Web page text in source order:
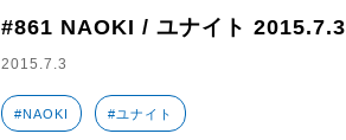
#861 NAOKI / ユナイト 2015.7.3
2015.7.3
#NAOKI #ユナイト